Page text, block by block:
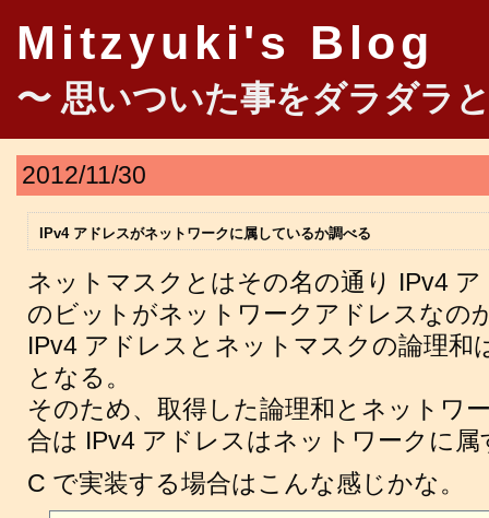
Mitzyuki's Blog
〜 思いついた事をダラダラ
2012/11/30
IPv4 アドレスがネットワークに属しているか調べる
ネットマスクとはその名の通り IPv4
のビットがネットワークアドレスなの
IPv4 アドレスとネットマスクの論理和
となる。
そのため、取得した論理和とネットワ
合は IPv4 アドレスはネットワークに属
C で実装する場合はこんな感じかな。